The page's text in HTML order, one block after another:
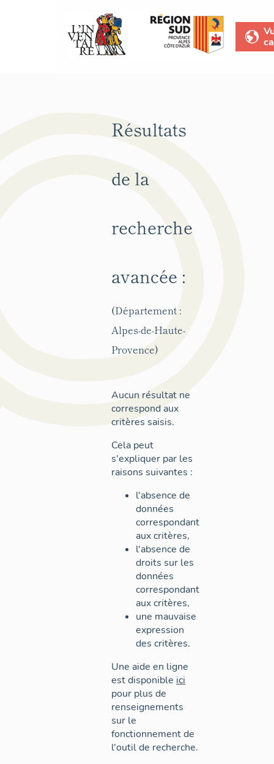
Résultats
de la
recherche
avancée :
(Département :
Alpes-de-Haute-
Provence)
Aucun résultat ne
correspond aux
critères saisis.
Cela peut
s'expliquer par les
raisons suivantes :
l'absence de
données
correspondant
aux critères,
l'absence de
droits sur les
données
correspondant
aux critères,
une mauvaise
expression
des critères.
Une aide en ligne
est disponible ici
pour plus de
renseignements
sur le
fonctionnement de
l'outil de recherche.